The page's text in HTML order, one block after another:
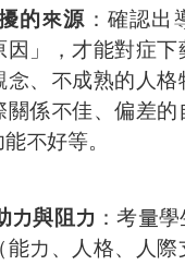
的來源 ：確認出
因」，才能對症
念、不成熟的人格
關係不佳、偏差的
不好等。
力與阻力 ：考量
能力、人格、人際